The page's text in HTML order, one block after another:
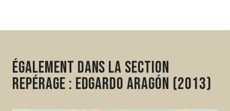
Également dans la section
Repérage : Edgardo Aragón (2013)